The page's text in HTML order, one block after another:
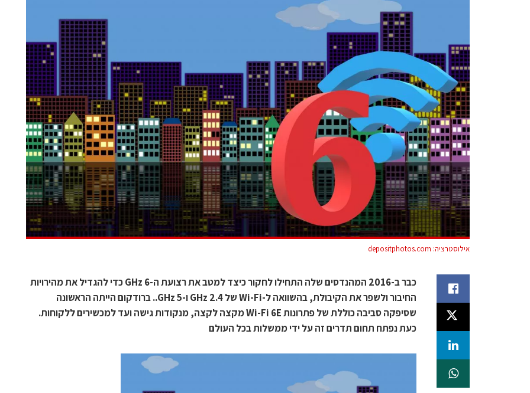
אילוסטרציה: depositphotos.com
כבר ב-2016 המהנדסים שלה התחילו לחקור כיצד למטב את רצועת ה-6 GHz כדי להגדיל את מהירויות
החיבור ולשפר את הקיבולת, בהשוואה ל-Wi-Fi של 2.4 GHz ו-5 GHz.. ברודקום הייתה הראשונה
שסיפקה סביבה כוללת של פתרונות Wi-Fi 6E מקצה לקצה, מנקודות גישה ועד למכשירים ללקוחות.
כעת נפתח תחום תדרים זה על ידי ממשלות בכל העולם